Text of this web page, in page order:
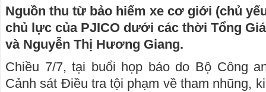
Nguồn thu từ bảo hiểm xe cơ giới (chủ
chủ lực của PJICO dưới các thời Tổng
và Nguyễn Thị Hương Giang.
Chiều 7/7, tại buổi họp báo do Bộ Công
Cảnh sát Điều tra tội phạm về tham nhũng,